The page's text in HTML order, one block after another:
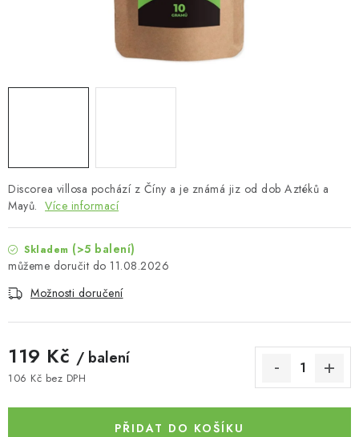
Recenze
Věrnostní program
Proč Botanic?
Kontakty
Discorea villosa pochází z Číny a je známá jiz od dob Aztéků a
Mayů. Více informací
Skladem (>5 balení)
11.08.2026
Možnosti doručení
119 Kč / balení
106 Kč bez DPH
PŘIDAT DO KOŠÍKU